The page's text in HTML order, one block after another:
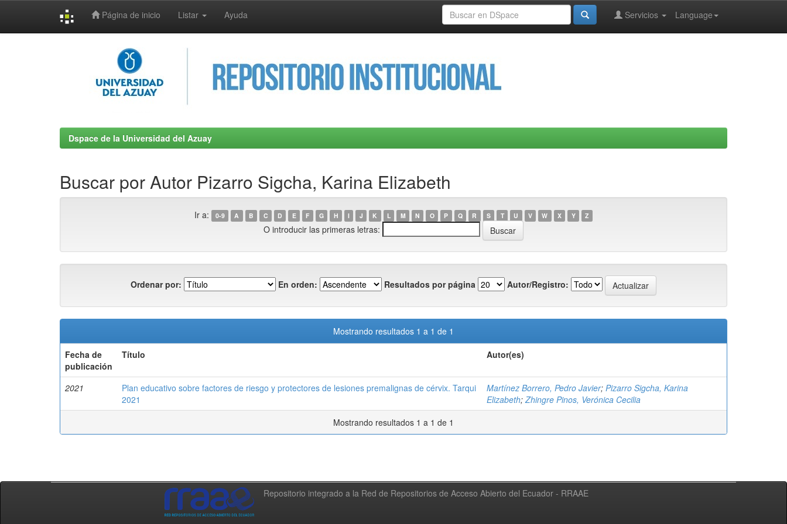
Página de inicio Listar Ayuda Language
Servicios
Dspace de la Universidad del Azuay
Buscar por Autor Pizarro Sigcha, Karina Elizabeth
Ir a: 0-9 A B C D E F G H I J K L M N O P Q R S T U V W X Y Z
O introducir las primeras letras:
Ordenar por: En orden: Resultados por página Autor/Registro:
Mostrando resultados 1 a 1 de 1
Fecha de
publicación
Título Autor(es)
2021
Plan educativo sobre factores de riesgo y protectores de lesiones premalignas de cérvix. Tarqui
2021
Martínez Borrero, Pedro Javier; Pizarro Sigcha, Karina
Elizabeth;Zhingre Pinos, Verónica Cecilia
Mostrando resultados 1 a 1 de 1
Repositorio integrado a la Red de Repositorios de Acceso Abierto del Ecuador - RRAAE